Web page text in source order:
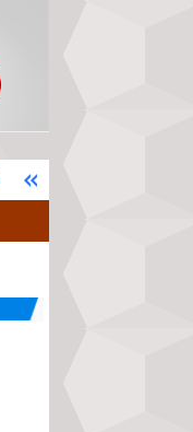
với website xemvm.com, chúc